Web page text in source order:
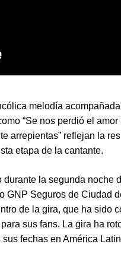
melodía
“Se nos perdió el amor
arrepientas” reflejan la
etapa de la cantante.
la segunda noche
GNP Seguros de Ciudad
de la gira, que ha sido
sus fans. La gira ha
fechas en América